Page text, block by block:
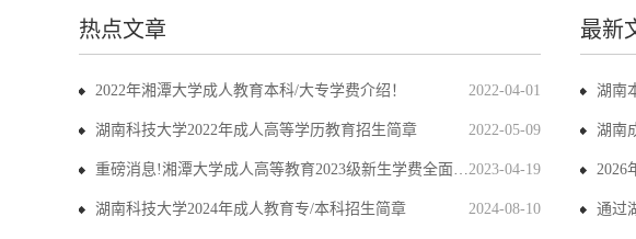
热点文章
2022-04-01
2022年湘潭大学成人教育本科/大专学费介绍！
2022-05-09
湖南科技大学2022年成人高等学历教育招生简章
2023-04-19
重磅消息!湘潭大学成人高等教育2023级新生学费全面上调
2024-08-10
湖南科技大学2024年成人教育专/本科招生简章
最新
湖南
湖南
2026
通过